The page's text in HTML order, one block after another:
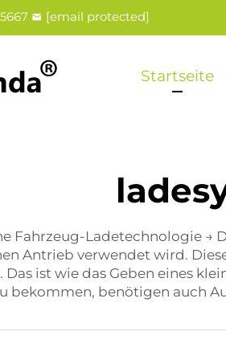
[email protected]
Startseite
Fahrzeug-Ladetechnologie →
Antrieb verwendet wird.
Das ist wie das Geben eines
bekommen, benötigen auch